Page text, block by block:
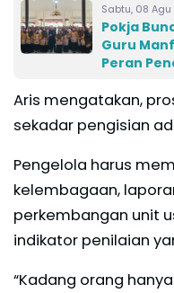
Sabtu, 08 Agu
Pokja
Guru
Peran
Aris mengatakan,
sekadar pengisian
Pengelola harus
kelembagaan,
perkembangan unit
indikator penilaian
“Kadang orang